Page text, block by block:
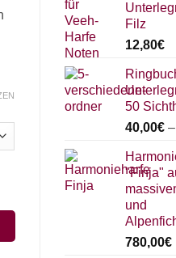
Filz
12,80€
50
40,00€–
"Finja"
und
780,00€